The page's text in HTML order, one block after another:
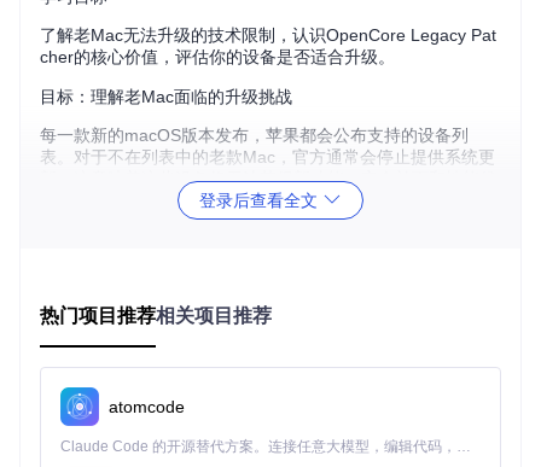
了解老Mac无法升级的技术限制，认识OpenCore Legacy Pat
cher的核心价值，评估你的设备是否适合升级。
目标：理解老Mac面临的升级挑战
每一款新的macOS版本发布，苹果都会公布支持的设备列
表。对于不在列表中的老款Mac，官方通常会停止提供系统更
新，这意味着这些设备将无法获得新功能、安全补丁和性能优
硬件兼容性检查：苹果在系统中设置了硬件型号检查，不符
合条件的设备无法安装
驱动程序支持：新系统可能不再包含老款硬件的驱动程序
CPU指令集要求
安全启动机制：新的安全启动要求可能与老硬件不兼容
验证：评估你的设备兼容性
登录后查看全文
热门项目推荐相关项目推荐
atomcode
Claude Code 的开源替代方案。连接任意大模型，编辑代码，运行命令，自动验证 — 全自动执行。用 Rust 构建，极致性能。 ｜ An open-source alternative to Claude Code. Connect any LLM, edit code, run commands, and verify changes — autonomously. Built in Rust for speed. Get Started